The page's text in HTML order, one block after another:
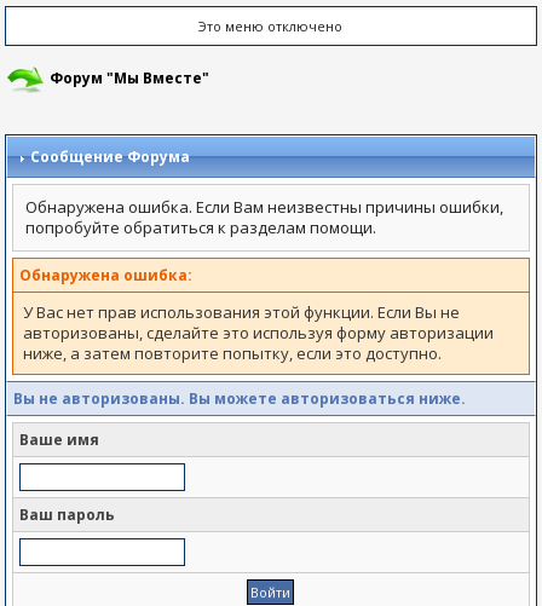
Это меню отключено
Форум "Мы Вместе"
Сообщение Форума
Обнаружена ошибка. Если Вам неизвестны причины ошибки,
попробуйте обратиться к разделам помощи.
Обнаружена ошибка:
У Вас нет прав использования этой функции. Если Вы не
авторизованы, сделайте это используя форму авторизации
ниже, а затем повторите попытку, если это доступно.
Вы не авторизованы. Вы можете авторизоваться ниже.
Ваше имя
Ваш пароль